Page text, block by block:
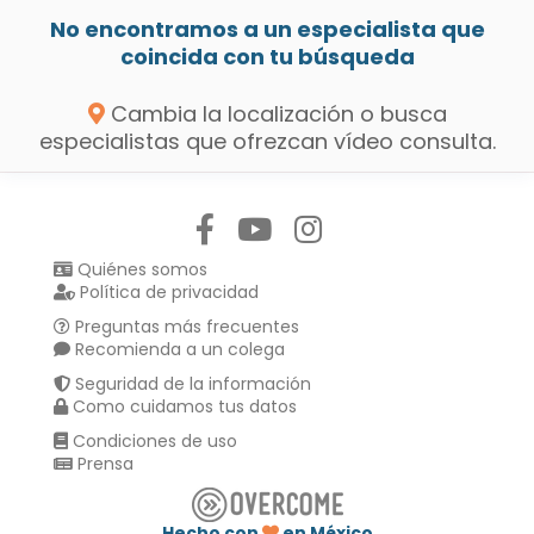
No encontramos a un especialista que
coincida con tu búsqueda
Cambia la localización o busca
especialistas que ofrezcan vídeo consulta.
Quiénes somos
Política de privacidad
Preguntas más frecuentes
Recomienda a un colega
Seguridad de la información
Como cuidamos tus datos
Condiciones de uso
Prensa